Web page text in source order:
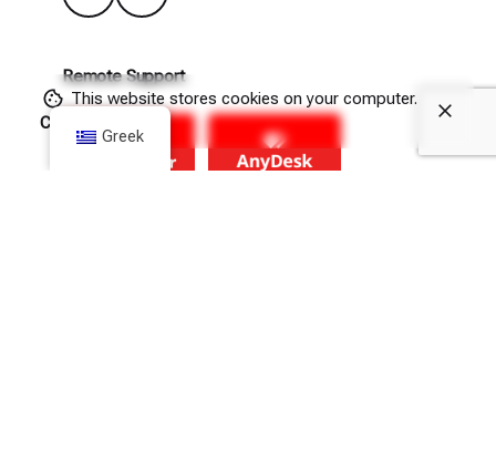
Remote Support
This website stores cookies on your computer.
Cookie Policy
Greek